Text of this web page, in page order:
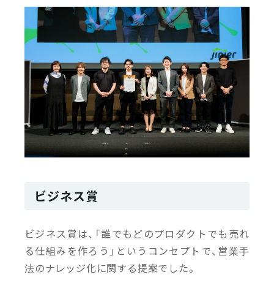
ビジネス賞
ビジネス賞は、「誰でもどのプロダクトでも売れ
る仕組みを作ろう」というコンセプトで、営業手
法のナレッジ化に関する提案でした。